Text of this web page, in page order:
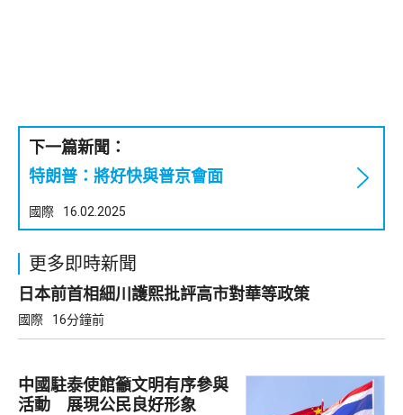
下一篇新聞：
特朗普：將好快與普京會面
國際 16.02.2025
更多即時新聞
日本前首相細川護熙批評高市對華等政策
國際 16分鐘前
中國駐泰使館籲文明有序參與
活動 展現公民良好形象